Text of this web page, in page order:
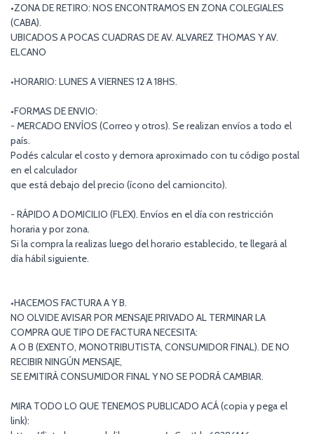
•ZONA DE RETIRO: NOS ENCONTRAMOS EN ZONA COLEGIALES
(CABA).
UBICADOS A POCAS CUADRAS DE AV. ALVAREZ THOMAS Y AV.
ELCANO
•HORARIO: LUNES A VIERNES 12 A 18HS.
•FORMAS DE ENVIO:
- MERCADO ENVÍOS (Correo y otros). Se realizan envíos a todo el
país.
Podés calcular el costo y demora aproximado con tu código postal
en el calculador
que está debajo del precio (ícono del camioncito).
- RÁPIDO A DOMICILIO (FLEX). Envíos en el día con restricción
horaria y por zona.
Si la compra la realizas luego del horario establecido, te llegará al
día hábil siguiente.
•HACEMOS FACTURA A Y B.
NO OLVIDE AVISAR POR MENSAJE PRIVADO AL TERMINAR LA
COMPRA QUE TIPO DE FACTURA NECESITA:
A O B (EXENTO, MONOTRIBUTISTA, CONSUMIDOR FINAL). DE NO
RECIBIR NINGÚN MENSAJE,
SE EMITIRÁ CONSUMIDOR FINAL Y NO SE PODRÁ CAMBIAR.
MIRA TODO LO QUE TENEMOS PUBLICADO ACÁ (copia y pega el
link):